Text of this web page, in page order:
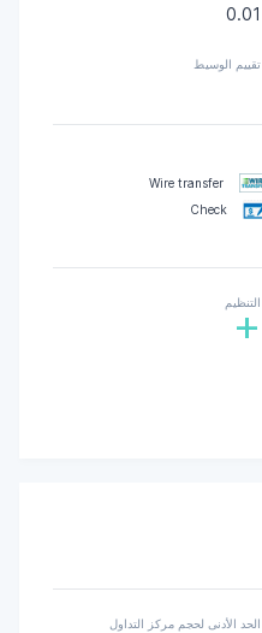
0.01
تقييم الوسيط
Wire transfer
Check
التنظيم
+
الحد الأدنى لحجم مركز التداول